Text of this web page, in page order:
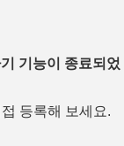
기능이 종료되었
등록해 보세요.